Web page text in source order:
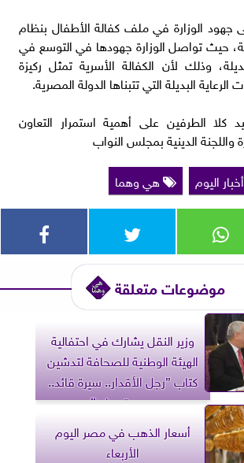
جهود الوزارة في ملف كفالة الأطفال بنظام
حيث تواصل الوزارة جهودها في التوسع في
وذلك لأن الكفالة الأسرية تمثل ركيزة
البديلة التي تتبناها الدولة المصرية.
كلا الطرفين على أهمية استمرار التعاون
واللجنة الدينية بمجلس النواب
أخبار اليوم هي وهما
موضوعات متعلقة
وزير النقل يشارك في احتفالية
الهيئة الوطنية للصحافة لتدشين
كتاب ”رجل الأقدار.. سيرة قائد..
مسيرة وطن”
أسعار الذهب في مصر اليوم
الأربعاء